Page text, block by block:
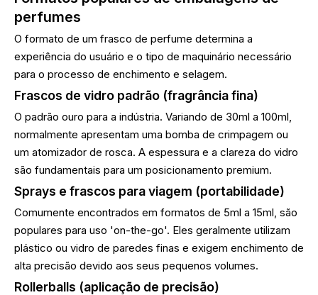
perfumes
O formato de um frasco de perfume determina a
experiência do usuário e o tipo de maquinário necessário
para o processo de enchimento e selagem.
Frascos de vidro padrão (fragrância fina)
O padrão ouro para a indústria. Variando de 30ml a 100ml,
normalmente apresentam uma bomba de crimpagem ou
um atomizador de rosca. A espessura e a clareza do vidro
são fundamentais para um posicionamento premium.
Sprays e frascos para viagem (portabilidade)
Comumente encontrados em formatos de 5ml a 15ml, são
populares para uso 'on-the-go'. Eles geralmente utilizam
plástico ou vidro de paredes finas e exigem enchimento de
alta precisão devido aos seus pequenos volumes.
Rollerballs (aplicação de precisão)